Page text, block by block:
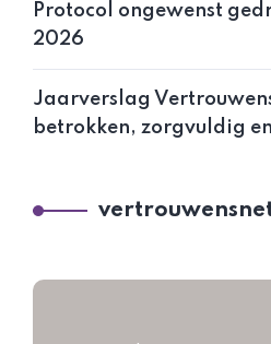
Protocol ongewenst
2026
Jaarverslag
betrokken, zorgvuldig